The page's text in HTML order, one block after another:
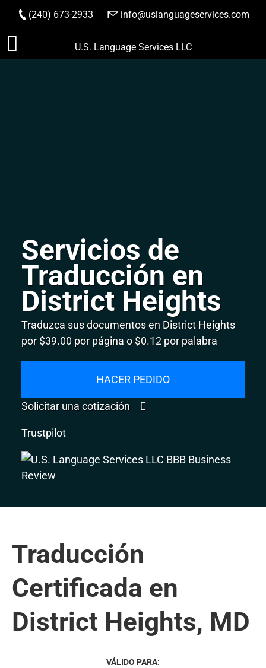
Saltar
(240) 673-2933 info@uslanguageservices.com
HACER PEDIDO
U.S. Language Services LLC
Servicios de
Traducción en
District Heights
Traduzca sus documentos en District Heights
por $39.00 por página o $0.12 por palabra
HACER PEDIDO
Solicitar una cotización
Trustpilot
Traducción
Certificada en
District Heights, MD
VÁLIDO PARA: